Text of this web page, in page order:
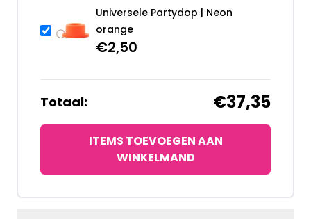
Universele Partydop | Neon
orange
€2,50
Totaal: €37,35
ITEMS TOEVOEGEN AAN
WINKELMAND